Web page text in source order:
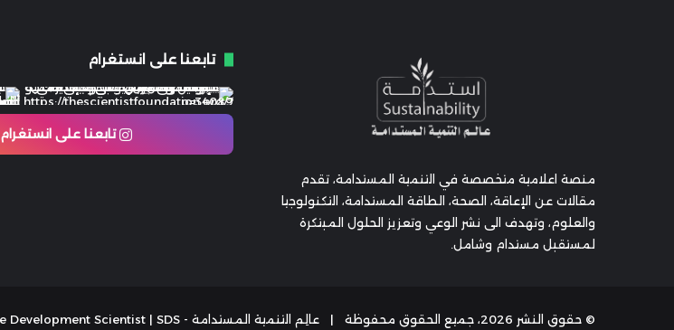
منصة اعلامية متخصصة في التنمية المستدامة، تقدم
مقالات عن الإعاقة، الصحة، الطاقة المستدامة، التكنولوجيا
والعلوم، وتهدف الى نشر الوعي وتعزيز الحلول المبتكرة
لمستقبل مستدام وشامل.
تابعنا على انستغرام
تابعنا على انستغرام
© حقوق النشر 2026، جميع الحقوق محفوظة | عالِم التنمية المستدامة - Sustainable Development Scientist | SDS